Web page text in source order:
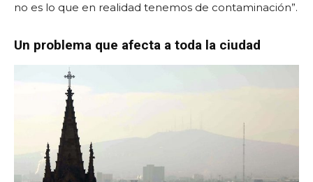
no es lo que en realidad tenemos de contaminación”.
Un problema que afecta a toda la ciudad